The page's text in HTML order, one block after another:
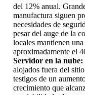
del 12% anual.
manufactura siguen
necesidades de
pesar del auge de la
locales mantienen
aproximadamente el
Servidor en la nube:
alojados fuera del
testigos de un
crecimiento que